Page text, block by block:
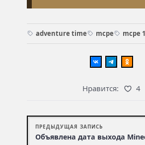
adventure time mcpe mcpe
Нравится: 4
ПРЕДЫДУЩАЯ ЗАПИСЬ
Объявлена дата выхода